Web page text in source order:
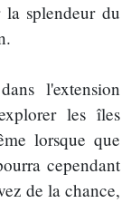
splendeur du
l'extension
les îles
lorsque que
cependant
de la chance,